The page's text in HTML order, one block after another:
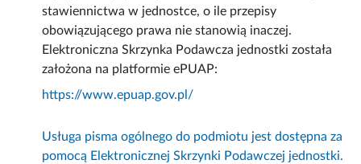
stawiennictwa w jednostce, o ile przepisy
obowiązującego prawa nie stanowią inaczej.
Elektroniczna Skrzynka Podawcza jednostki została
założona na platformie ePUAP:
https://www.epuap.gov.pl/
Usługa pisma ogólnego do podmiotu jest dostępna za
pomocą Elektronicznej Skrzynki Podawczej jednostki.